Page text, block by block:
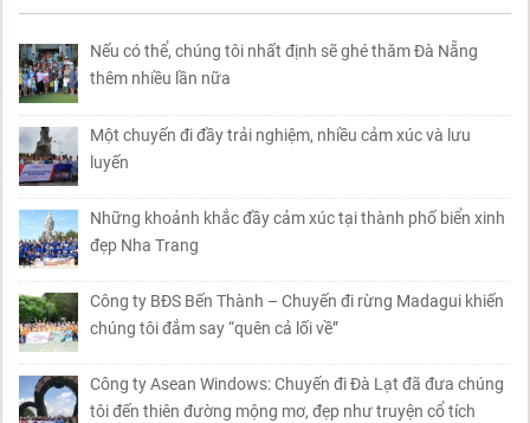
Nếu có thể, chúng tôi nhất định sẽ ghé thăm Đà Nẵng
thêm nhiều lần nữa
Một chuyến đi đầy trải nghiệm, nhiều cảm xúc và lưu
luyến
Những khoảnh khắc đầy cảm xúc tại thành phố biển xinh
đẹp Nha Trang
Công ty BĐS Bến Thành – Chuyến đi rừng Madagui khiến
chúng tôi đắm say “quên cả lối về”
Công ty Asean Windows: Chuyến đi Đà Lạt đã đưa chúng
tôi đến thiên đường mộng mơ, đẹp như truyện cổ tích